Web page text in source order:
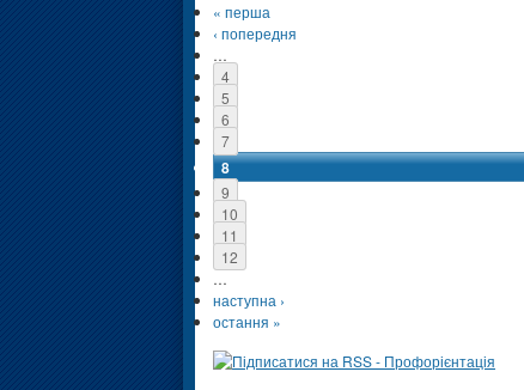
« перша
‹ попередня
…
4
5
6
7
8
9
10
11
12
…
наступна ›
остання »